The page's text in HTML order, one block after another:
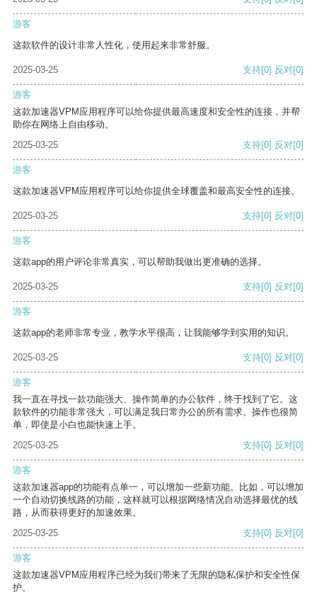
游客
这款软件的设计非常人性化，使用起来非常舒服。
2025-03-25 支持[0] 反对[0]
游客
这款加速器VPM应用程序可以给你提供最高速度和安全性的连接，并帮
助你在网络上自由移动。
2025-03-25
支持[0] 反对[0]
游客
这款加速器VPM应用程序可以给你提供全球覆盖和最高安全性的连接。
2025-03-25 支持[0] 反对[0]
游客
这款app的用户评论非常真实，可以帮助我做出更准确的选择。
2025-03-25 支持[0] 反对[0]
游客
这款app的老师非常专业，教学水平很高，让我能够学到实用的知识。
2025-03-25 支持[0] 反对[0]
游客
我一直在寻找一款功能强大、操作简单的办公软件，终于找到了它。这
款软件的功能非常强大，可以满足我日常办公的所有需求。操作也很简
单，即使是小白也能快速上手。
2025-03-25
支持[0] 反对[0]
游客
这款加速器app的功能有点单一，可以增加一些新功能。比如，可以增加
一个自动切换线路的功能，这样就可以根据网络情况自动选择最优的线
路，从而获得更好的加速效果。
2025-03-25
支持[0] 反对[0]
游客
这款加速器VPM应用程序已经为我们带来了无限的隐私保护和安全性保
护。